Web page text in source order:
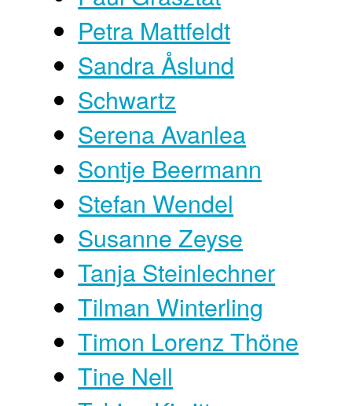
Petra Mattfeldt
Sandra Åslund
Schwartz
Serena Avanlea
Sontje Beermann
Stefan Wendel
Susanne Zeyse
Tanja Steinlechner
Tilman Winterling
Timon Lorenz Thöne
Tine Nell